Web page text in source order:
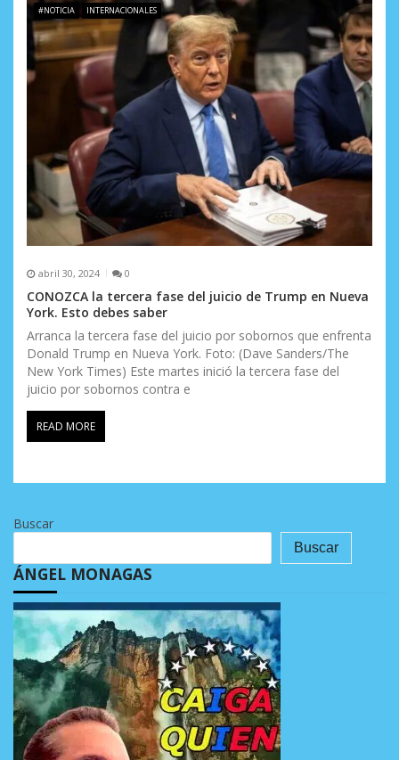
#NOTICIA INTERNACIONALES
abril 30, 2024 0
CONOZCA la tercera fase del juicio de Trump en Nueva
York. Esto debes saber
Arranca la tercera fase del juicio por sobornos que enfrenta
Donald Trump en Nueva York. Foto: (Dave Sanders/The
New York Times) Este martes inició la tercera fase del
juicio por sobornos contra e
READ MORE
Buscar
Buscar
ÁNGEL MONAGAS